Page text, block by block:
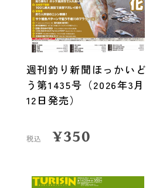
週刊釣り新聞ほっかいど
う第1435号（2026年3月
12日発売）
税込 ¥350